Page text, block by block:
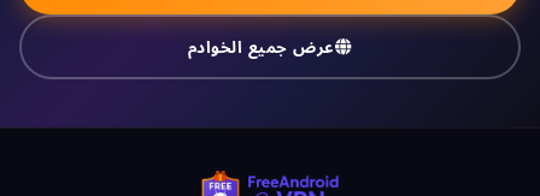
عرض جميع الخوادم